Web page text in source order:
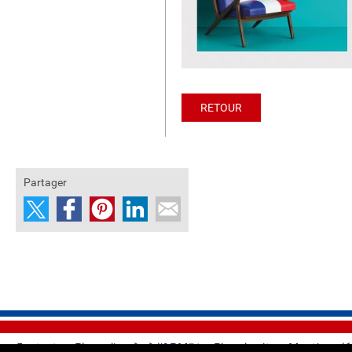
RETOUR
Partager
Contacts-Plans d'accès à l'ADM54-Plan du site-Mentions